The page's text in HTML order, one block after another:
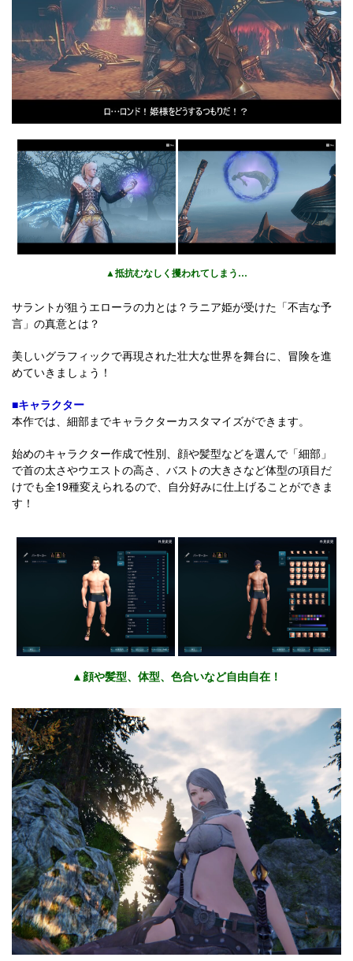
▲抵抗むなしく攫われてしまう…
サラントが狙うエローラの力とは？ラニア姫が受けた「不吉な予
言」の真意とは？
美しいグラフィックで再現された壮大な世界を舞台に、冒険を進
めていきましょう！
■キャラクター
本作では、細部までキャラクターカスタマイズができます。
始めのキャラクター作成で性別、顔や髪型などを選んで「細部」
で首の太さやウエストの高さ、バストの大きさなど体型の項目だ
けでも全19種変えられるので、自分好みに仕上げることができま
す！
▲顔や髪型、体型、色合いなど自由自在！